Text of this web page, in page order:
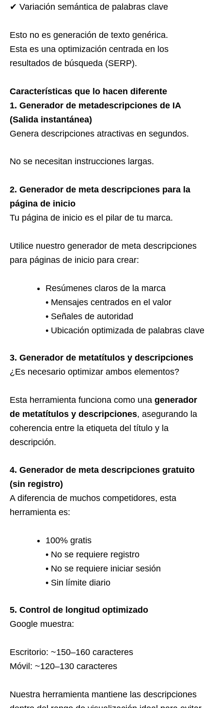
✔ Variación semántica de palabras clave
Esto no es generación de texto genérica.
Esta es una optimización centrada en los
resultados de búsqueda (SERP).
Características que lo hacen diferente
1. Generador de metadescripciones de IA
(Salida instantánea)
Genera descripciones atractivas en segundos.
No se necesitan instrucciones largas.
2. Generador de meta descripciones para la
página de inicio
Tu página de inicio es el pilar de tu marca.
Utilice nuestro generador de meta descripciones
para páginas de inicio para crear:
Resúmenes claros de la marca
• Mensajes centrados en el valor
• Señales de autoridad
• Ubicación optimizada de palabras clave
3. Generador de metatítulos y descripciones
¿Es necesario optimizar ambos elementos?
Esta herramienta funciona como una generador
de metatítulos y descripciones, asegurando la
coherencia entre la etiqueta del título y la
descripción.
4. Generador de meta descripciones gratuito
(sin registro)
A diferencia de muchos competidores, esta
herramienta es:
100% gratis
• No se requiere registro
• No se requiere iniciar sesión
• Sin límite diario
5. Control de longitud optimizado
Google muestra:
Escritorio: ~150–160 caracteres
Móvil: ~120–130 caracteres
Nuestra herramienta mantiene las descripciones